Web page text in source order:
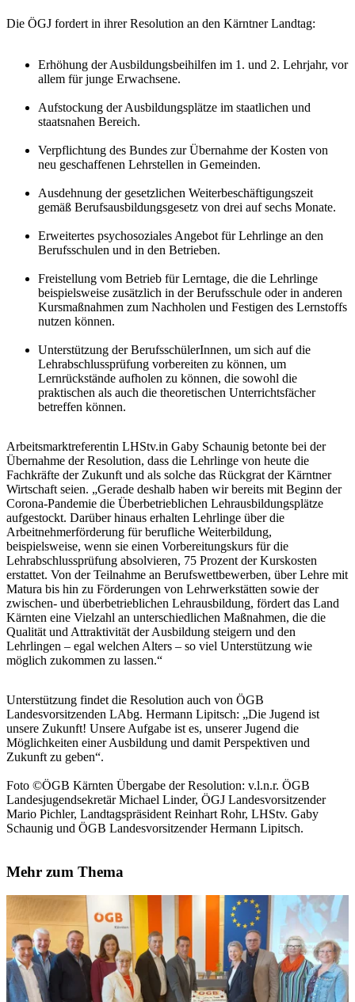
Die ÖGJ fordert in ihrer Resolution an den Kärntner Landtag:
Erhöhung der Ausbildungsbeihilfen im 1. und 2. Lehrjahr, vor
allem für junge Erwachsene.
Aufstockung der Ausbildungsplätze im staatlichen und
staatsnahen Bereich.
Verpflichtung des Bundes zur Übernahme der Kosten von
neu geschaffenen Lehrstellen in Gemeinden.
Ausdehnung der gesetzlichen Weiterbeschäftigungszeit
gemäß Berufsausbildungsgesetz von drei auf sechs Monate.
Erweitertes psychosoziales Angebot für Lehrlinge an den
Berufsschulen und in den Betrieben.
Freistellung vom Betrieb für Lerntage, die die Lehrlinge
beispielsweise zusätzlich in der Berufsschule oder in anderen
Kursmaßnahmen zum Nachholen und Festigen des Lernstoffs
nutzen können.
Unterstützung der BerufsschülerInnen, um sich auf die
Lehrabschlussprüfung vorbereiten zu können, um
Lernrückstände aufholen zu können, die sowohl die
praktischen als auch die theoretischen Unterrichtsfächer
betreffen können.
Arbeitsmarktreferentin LHStv.in Gaby Schaunig betonte bei der
Übernahme der Resolution, dass die Lehrlinge von heute die
Fachkräfte der Zukunft und als solche das Rückgrat der Kärntner
Wirtschaft seien. „Gerade deshalb haben wir bereits mit Beginn der
Corona-Pandemie die Überbetrieblichen Lehrausbildungsplätze
aufgestockt. Darüber hinaus erhalten Lehrlinge über die
Arbeitnehmerförderung für berufliche Weiterbildung,
beispielsweise, wenn sie einen Vorbereitungskurs für die
Lehrabschlussprüfung absolvieren, 75 Prozent der Kurskosten
erstattet. Von der Teilnahme an Berufswettbewerben, über Lehre mit
Matura bis hin zu Förderungen von Lehrwerkstätten sowie der
zwischen- und überbetrieblichen Lehrausbildung, fördert das Land
Kärnten eine Vielzahl an unterschiedlichen Maßnahmen, die die
Qualität und Attraktivität der Ausbildung steigern und den
Lehrlingen – egal welchen Alters – so viel Unterstützung wie
möglich zukommen zu lassen.“
Unterstützung findet die Resolution auch von ÖGB
Landesvorsitzenden LAbg. Hermann Lipitsch: „Die Jugend ist
unsere Zukunft! Unsere Aufgabe ist es, unserer Jugend die
Möglichkeiten einer Ausbildung und damit Perspektiven und
Zukunft zu geben“.
Foto ©ÖGB Kärnten Übergabe der Resolution: v.l.n.r. ÖGB
Landesjugendsekretär Michael Linder, ÖGJ Landesvorsitzender
Mario Pichler, Landtagspräsident Reinhart Rohr, LHStv. Gaby
Schaunig und ÖGB Landesvorsitzender Hermann Lipitsch.
Mehr zum Thema